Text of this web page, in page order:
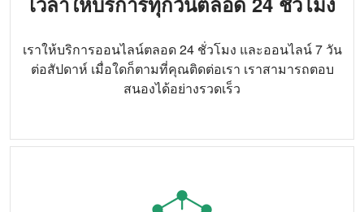
การเชื่อมโยง
ระบบกันสะเทือนหลังแบบสามจุด
0-420 กก. / เอเคอร์ (ปรับได้)
ทำงาน
เราให้บริการออนไลน์ตลอด 24 ชั่วโมง และออนไลน์ 7 วัน
ต่อสัปดาห์ เมื่อใดก็ตามที่คุณติดต่อเรา เราสามารถตอบ
สนองได้อย่างรวดเร็ว